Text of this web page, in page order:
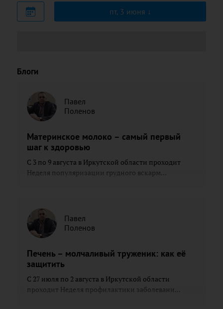
пт, 3 июня
Блоги
Павел
Поленов
Материнское молоко – самый первый
шаг к здоровью
С 3 по 9 августа в Иркутской области проходит
Неделя популяризации грудного вскарм...
Павел
Поленов
Печень – молчаливый труженик: как её
защитить
С 27 июля по 2 августа в Иркутской области
проходит Неделя профилактики заболевани...